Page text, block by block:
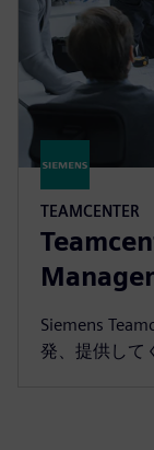
TEAMCENTER
Siemens
発、提供して